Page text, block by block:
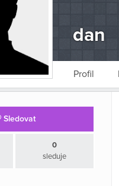
dan
Profil
Sledovat
0
sleduje